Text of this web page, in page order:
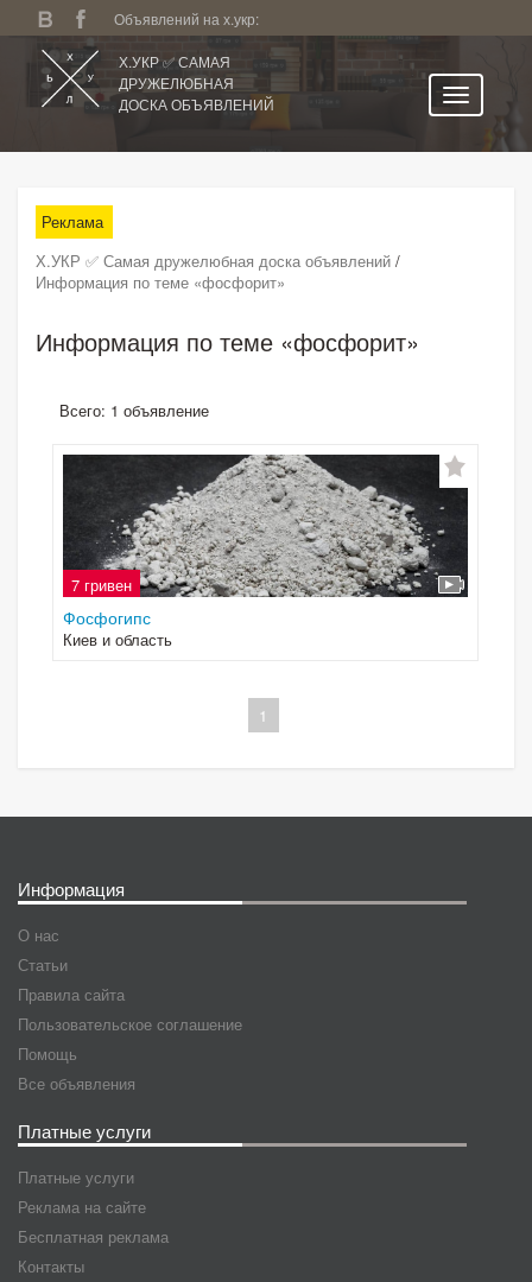
Объявлений на х.укр:
Х.УКР ✅ САМАЯ
ДРУЖЕЛЮБНАЯ
ДОСКА ОБЪЯВЛЕНИЙ
Все регионы
Категории
Избранное
Поиск по сайту
Реклама
Х.УКР ✅ Самая дружелюбная доска объявлений /
Информация по теме «фосфорит»
Информация по теме «фосфорит»
Всего: 1 объявление
7 гривен
Фосфогипс
Киев и область
1
Информация
О нас
Статьи
Правила сайта
Пользовательское соглашение
Помощь
Все объявления
Платные услуги
Платные услуги
Реклама на сайте
Бесплатная реклама
Контакты